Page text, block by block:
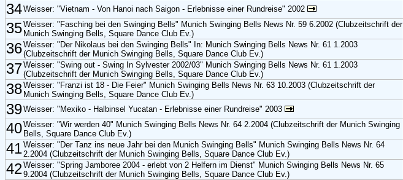
34Weisser: "Vietnam - Von Hanoi nach Saigon - Erlebnisse einer Rundreise" 2002
35Weisser: "Fasching bei den Swinging Bells" Munich Swinging Bells News Nr. 59 6.2002 (Clubzeitschrift der
Munich Swinging Bells, Square Dance Club Ev.)
36Weisser: "Der Nikolaus bei den Swinging Bells" In: Munich Swinging Bells News Nr. 61 1.2003
(Clubzeitschrift der Munich Swinging Bells, Square Dance Club Ev.)
37Weisser: "Swing out - Swing In Sylvester 2002/03" Munich Swinging Bells News Nr. 61 1.2003
(Clubzeitschrift der Munich Swinging Bells, Square Dance Club Ev.)
38Weisser: "Franzi ist 18 - Die Feier" Munich Swinging Bells News Nr. 63 10.2003 (Clubzeitschrift der
Munich Swinging Bells, Square Dance Club Ev.)
39Weisser: "Mexiko - Halbinsel Yucatan - Erlebnisse einer Rundreise" 2003
40Weisser: "Wir werden 40" Munich Swinging Bells News Nr. 64 2.2004 (Clubzeitschrift der Munich Swinging
Bells, Square Dance Club Ev.)
41Weisser: "Der Tanz ins neue Jahr bei den Munich Swinging Bells" Munich Swinging Bells News Nr. 64
2.2004 (Clubzeitschrift der Munich Swinging Bells, Square Dance Club Ev.)
42Weisser: "Spring Jamboree 2004 - erlebt von 2 Helfern im Dienst" Munich Swinging Bells News Nr. 65
9.2004 (Clubzeitschrift der Munich Swinging Bells, Square Dance Club Ev.)